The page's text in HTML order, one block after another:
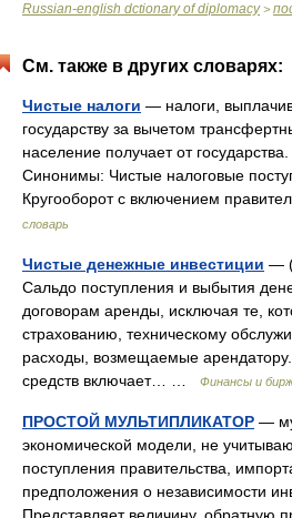
Russian-english dctionary of diplomacy>
См. также в других словарях:
Чистые налоги — налоги,
государству за вычетом
население получает от
Синонимы: Чистые налоговые
Кругооборот с включением
словарь
Чистые денежные инвестиции —
Сальдо поступления и выбытия
договорам аренды, исключая те,
страхованию, техническому
расходы, возмещаемые
средств включает… …
Финансы и
ПРОСТОЙ МУЛЬТИПЛИКАТОР —
экономической модели, не
поступления правительства,
предположения о независимости